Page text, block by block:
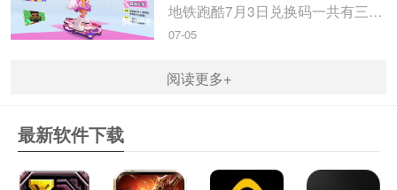
地铁跑酷7月3日兑换码一共有三个，玩家使用以后即可获得大量的钥匙和金币，米葫芦小编带来地铁跑酷7月3日兑换码2023，一起来看看吧。地铁跑酷7月3日兑换码20231、兑换码：FANBOOK地铁社区七十万人福利2、兑换码：FANBOOK7服十万人福利3、兑换码：FANBOOK地铁跑酷二十万人福4、玩...
07-05
阅读更多+
最新软件下载